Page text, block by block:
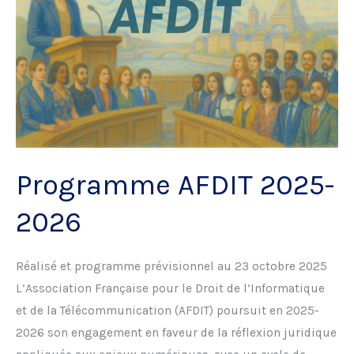
Programme AFDIT 2025-
2026
Réalisé et programme prévisionnel au 23 octobre 2025
L’Association Française pour le Droit de l’Informatique
et de la Télécommunication (AFDIT) poursuit en 2025-
2026 son engagement en faveur de la réflexion juridique